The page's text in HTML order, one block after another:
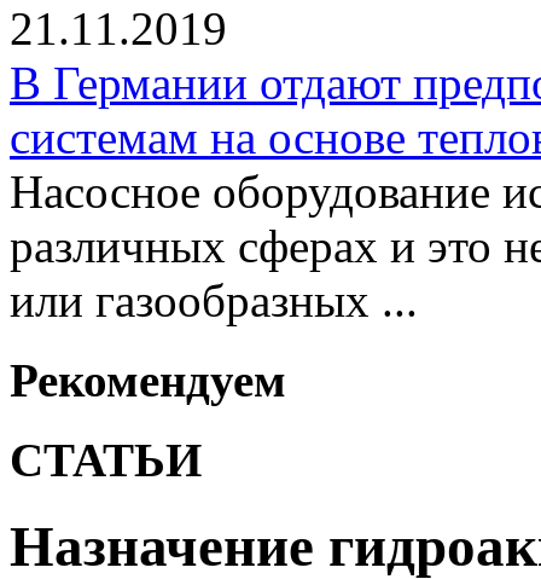
21.11.2019
В Германии отдают
системам на основе
Насосное оборудование
различных сферах и это
или газообразных ...
Рекомендуем
СТАТЬИ
Назначение